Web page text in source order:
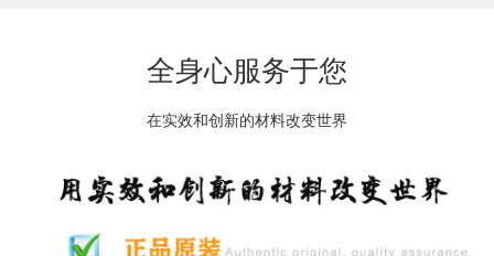
全身心服务于您
在实效和创新的材料改变世界